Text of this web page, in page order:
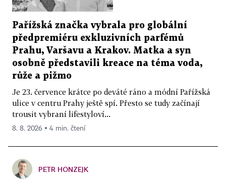
Pařížská značka vybrala pro globální
předpremiéru exkluzivních parfémů
Prahu, Varšavu a Krakov. Matka a syn
osobně představili kreace na téma voda,
růže a pižmo
Je 23. července krátce po deváté ráno a módní Pařížská
ulice v centru Prahy ještě spí. Přesto se tudy začínají
trousit vybraní lifestyloví...
8. 8. 2026 ▪ 4 min. čtení
PETR HONZEJK